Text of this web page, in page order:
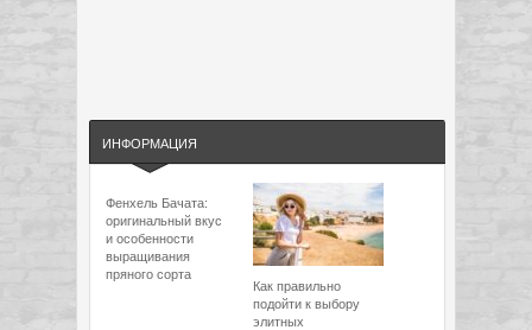
ИНФОРМАЦИЯ
Фенхель Бачата:
оригинальный вкус
и особенности
выращивания
пряного сорта
Как правильно
подойти к выбору
элитных